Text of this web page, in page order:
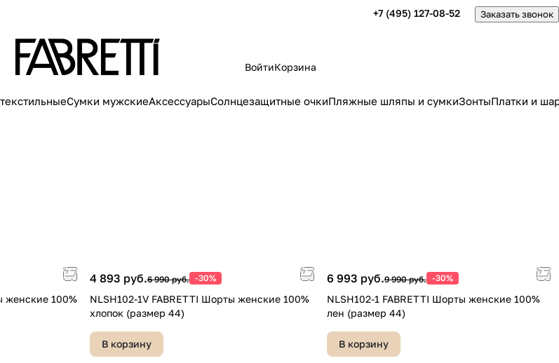
+7 (495) 127-08-52 Заказать звонок
ВойтиКорзина
Сумки мужскиеАксессуарыСолнцезащитные очкиПляжные шляпы и сумкиЗонтыПлатки и
женские 100%
4 893 руб.6 990 руб. -30%
NLSH102-1V FABRETTI Шорты женские 100%
хлопок (размер 44)
В корзину
6 993 руб.9 990 руб. -30%
NLSH102-1 FABRETTI Шорты женские 100%
лен (размер 44)
В корзину